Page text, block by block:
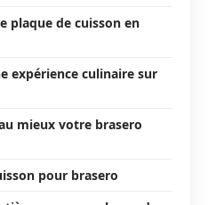
plaque de cuisson en
expérience culinaire sur
mieux votre brasero
pour brasero